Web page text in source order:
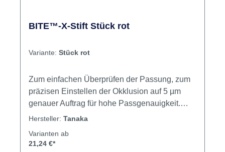
BITE™-X-Stift Stück rot
Variante: Stück rot
Zum einfachen Überprüfen der Passung, zum
präzisen Einstellen der Okklusion auf 5 µm
genauer Auftrag für hohe Passgenauigkeit.
Wasserlösliches Markierungsmaterial, leicht zu
Hersteller: Tanaka
Varianten ab
21,24 €*